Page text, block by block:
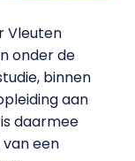
Vleuten
onder de
binnen
aan
daarmee
een